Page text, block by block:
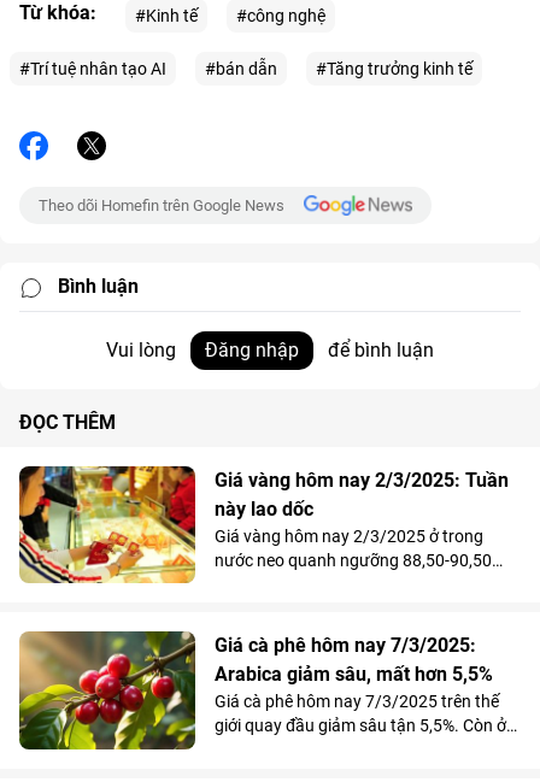
Từ khóa: #Kinh tế #công nghệ
#Trí tuệ nhân tạo AI #bán dẫn #Tăng trưởng kinh tế
Theo dõi Homefin trên Google News
Bình luận
Vui lòng Đăng nhập để bình luận
ĐỌC THÊM
Giá vàng hôm nay 2/3/2025: Tuần
này lao dốc
Giá vàng hôm nay 2/3/2025 ở trong
nước neo quanh ngưỡng 88,50-90,50
đồng/lượng, còn vàng thế giới mất tận
2,66%.
Giá cà phê hôm nay 7/3/2025:
Arabica giảm sâu, mất hơn 5,5%
Giá cà phê hôm nay 7/3/2025 trên thế
giới quay đầu giảm sâu tận 5,5%. Còn ở